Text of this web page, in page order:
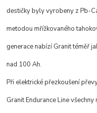
destičky byly vyrobeny z Pb-
metodou mřížkovaného
generace nabízí Granit téměř
nad 100 Ah.
Při elektrické přezkoušení
Granit Endurance Line